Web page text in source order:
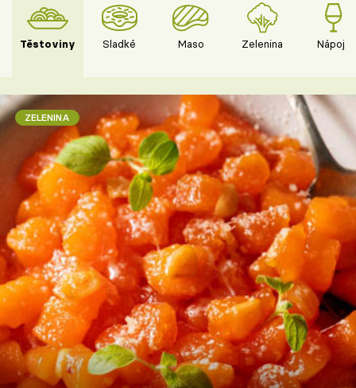
Těstoviny Sladké Maso Zelenina Nápoje
ZELENINA